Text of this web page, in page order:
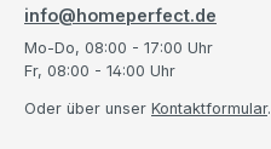
info@homeperfect.de
Mo-Do, 08:00 - 17:00 Uhr
Fr, 08:00 - 14:00 Uhr
Oder über unser Kontaktformular.